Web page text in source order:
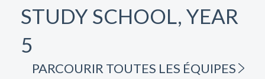
STUDY SCHOOL, YEAR
5
PARCOURIR TOUTES LES ÉQUIPES